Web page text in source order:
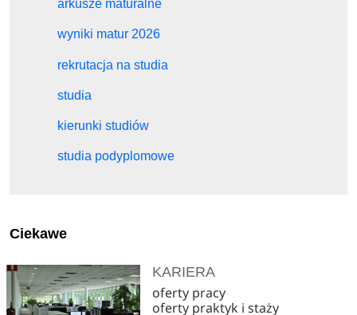
arkusze maturalne
wyniki matur 2026
rekrutacja na studia
studia
kierunki studiów
studia podyplomowe
Ciekawe
KARIERA
oferty pracy
oferty praktyk i staży